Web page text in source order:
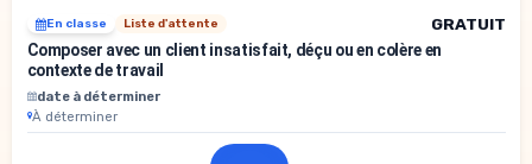
En classe Liste d'attente
GRATUIT
Composer avec un client insatisfait, déçu ou en colère en
contexte de travail
date à déterminer
À déterminer